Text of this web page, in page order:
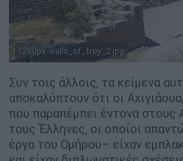
1280px-walls_of_troy_2.jpg
Η εικαζόμενη αρχαία πόλη της Τροίας (By
Wikimedia Commons, CC BY-SA 3.0,
https://commons.wikimedia.org/w/
Συν τοις άλλοις, τα κείμενα
αποκαλύπτουν ότι οι
που παραπέμπει έντονα στους
τους Έλληνες, οι οποίοι
έργα του Ομήρου– είχαν